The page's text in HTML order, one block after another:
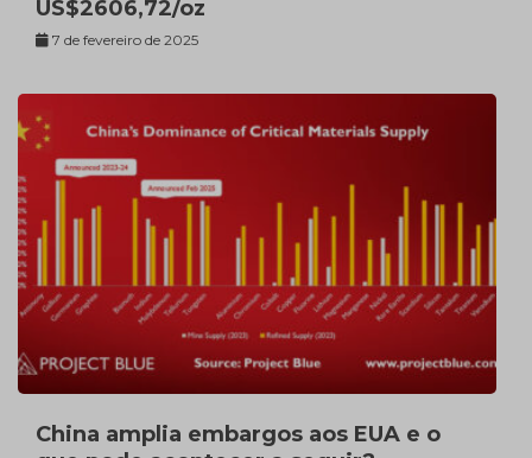
US$2606,72/oz
7 de fevereiro de 2025
China amplia embargos aos EUA e o